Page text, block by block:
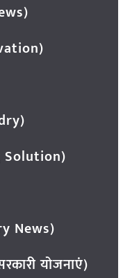
Solution)
News)
योजनाएं)